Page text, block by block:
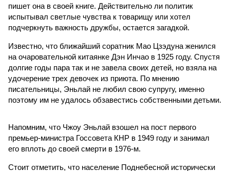
пишет она в своей книге. Действительно ли политик
испытывал светлые чувства к товарищу или хотел
подчеркнуть важность дружбы, остается загадкой.
Известно, что ближайший соратник Мао Цзэдуна женился
на очаровательной китаянке Дэн Инчао в 1925 году. Спустя
долгие годы пара так и не завела своих детей, но взяла на
удочерение трех девочек из приюта. По мнению
писательницы, Эньлай не любил свою супругу, именно
поэтому им не удалось обзавестись собственными детьми.
Напомним, что Чжоу Эньлай взошел на пост первого
премьер-министра Госсовета КНР в 1949 году и занимал
его вплоть до своей смерти в 1976-м.
Стоит отметить, что население Поднебесной исторически